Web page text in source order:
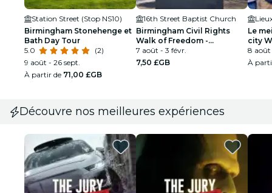
Station Street (Stop NS10)
Birmingham Stonehenge et
Bath Day Tour
5.0
(2)
9 août - 26 sept.
À partir de 71,00 £GB
16th Street Baptist Church
Birmingham Civil Rights
Walk of Freedom -
Application de visite
guidée audio sur
7 août - 3 févr.
7,50 £GB
Le
city
8 août
À
Découvre nos meilleures expériences